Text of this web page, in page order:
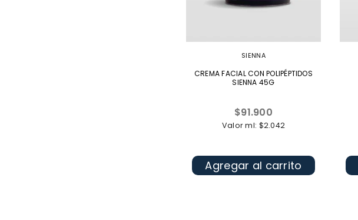
SIENNA
CREMA FACIAL CON POLIPÉPTIDOS
SIENNA 45G
Precio
habitual
$91.900
Valor ml: $2.042
Agregar al carrito